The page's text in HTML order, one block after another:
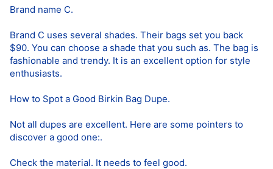
Brand name C.
Brand C uses several shades. Their bags set you back
$90. You can choose a shade that you such as. The bag is
fashionable and trendy. It is an excellent option for style
enthusiasts.
How to Spot a Good Birkin Bag Dupe.
Not all dupes are excellent. Here are some pointers to
discover a good one:.
Check the material. It needs to feel good.